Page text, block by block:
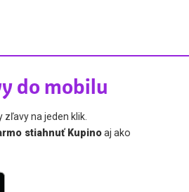
do mobilu
zľavy na jeden klik.
stiahnuť Kupinoaj ako